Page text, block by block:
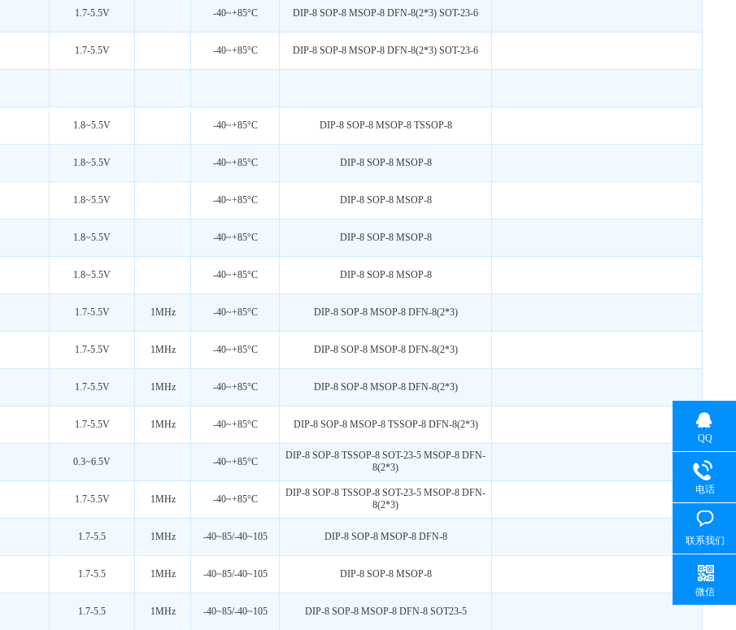
SOP8 MSOP8 DIP8 DFN8 3*3
SOT23-5 MSOP8 SOP8 DFN3*3 DIP8
SOT23-5 SOP8 MSOP8 DFN3*3 DIP8
1.7-5.5V -40~+85°C DIP-8 SOP-8 MSOP-8 DFN-8(2*3) SOT-23-6
1.7-5.5V -40~+85°C DIP-8 SOP-8 MSOP-8 DFN-8(2*3) SOT-23-6
1.8~5.5V -40~+85°C DIP-8 SOP-8 MSOP-8 TSSOP-8
1.8~5.5V -40~+85°C DIP-8 SOP-8 MSOP-8
1.8~5.5V -40~+85°C DIP-8 SOP-8 MSOP-8
1.8~5.5V -40~+85°C DIP-8 SOP-8 MSOP-8
1.8~5.5V -40~+85°C DIP-8 SOP-8 MSOP-8
1.7-5.5V 1MHz -40~+85°C DIP-8 SOP-8 MSOP-8 DFN-8(2*3)
1.7-5.5V 1MHz -40~+85°C DIP-8 SOP-8 MSOP-8 DFN-8(2*3)
1.7-5.5V 1MHz -40~+85°C DIP-8 SOP-8 MSOP-8 DFN-8(2*3)
1.7-5.5V 1MHz -40~+85°C DIP-8 SOP-8 MSOP-8 TSSOP-8 DFN-8(2*3)
0.3~6.5V -40~+85°C
DIP-8 SOP-8 TSSOP-8 SOT-23-5 MSOP-8 DFN-
8(2*3)
1.7-5.5V 1MHz -40~+85°C
DIP-8 SOP-8 TSSOP-8 SOT-23-5 MSOP-8 DFN-
8(2*3)
1.7-5.5 1MHz -40~85/-40~105 DIP-8 SOP-8 MSOP-8 DFN-8
1.7-5.5 1MHz -40~85/-40~105 DIP-8 SOP-8 MSOP-8
1.7-5.5 1MHz -40~85/-40~105 DIP-8 SOP-8 MSOP-8 DFN-8 SOT23-5
QQ
电话
联系我们
微信